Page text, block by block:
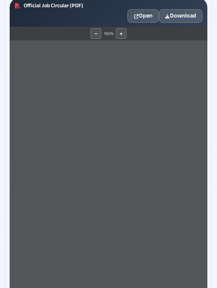
Official Job Circular (PDF)
Open Download
− 100% +